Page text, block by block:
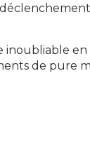
inoubliable en
de pure